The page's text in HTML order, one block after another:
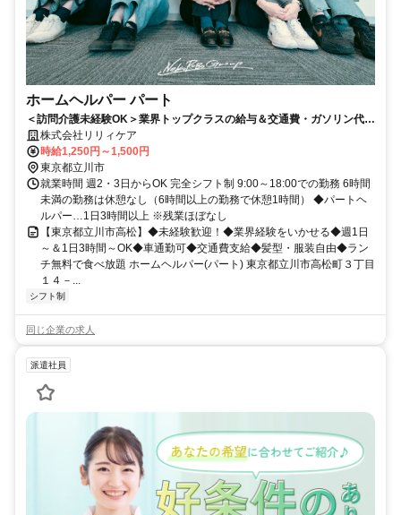
ホームヘルパー パート
＜訪問介護未経験OK＞業界トップクラスの給与＆交通費・ガソリン代支
給＆ランチ無料で食べ放題！週1日～・3時間～
株式会社リリィケア
時給1,250円～1,500円
東京都立川市
就業時間 週2・3日からOK 完全シフト制 9:00～18:00での勤務 6時間
未満の勤務は休憩なし（6時間以上の勤務で休憩1時間） ◆パートヘ
ルパー…1日3時間以上 ※残業ほぼなし
【東京都立川市高松】◆未経験歓迎！◆業界経験をいかせる◆週1日
～＆1日3時間～OK◆車通勤可◆交通費支給◆髪型・服装自由◆ラン
チ無料で食べ放題 ホームヘルパー(パート) 東京都立川市高松町３丁目
１４－...
シフト制
同じ企業の求人
派遣社員